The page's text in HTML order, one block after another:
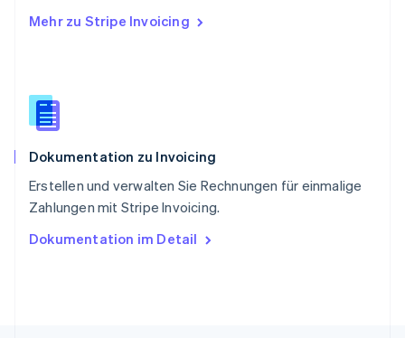
Mehr zu Stripe Invoicing
Dokumentation zu Invoicing
Erstellen und verwalten Sie Rechnungen für einmalige
Zahlungen mit Stripe Invoicing.
Dokumentation im Detail
Slowenien
English
Spanien
Thailand
Tschechische Republik
English
English